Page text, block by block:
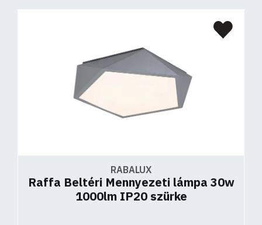
RABALUX
Raffa Beltéri Mennyezeti lámpa 30w
1000lm IP20 szürke